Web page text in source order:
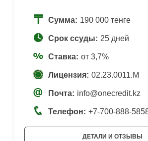
Сумма: 190 000 тенге
Срок ссуды: 25 дней
Ставка: от 3,7%
Лицензия: 02.23.0011.M
Почта: info@onecredit.kz
Телефон: +7-700-888-
ДЕТАЛИ И ОТЗЫВЫ